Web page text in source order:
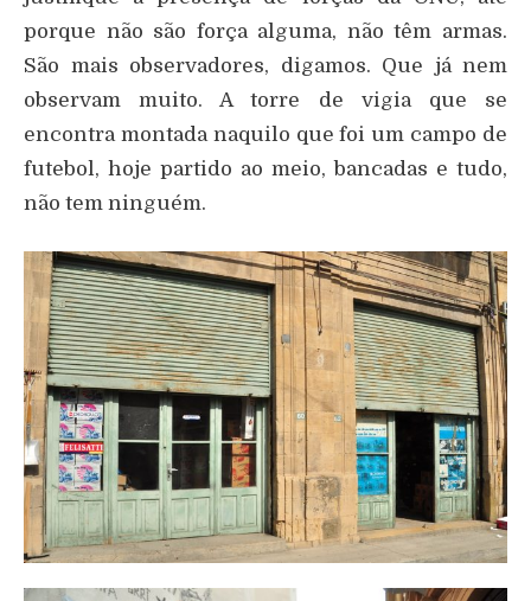
porque não são força alguma, não têm armas.
São mais observadores, digamos. Que já nem
observam muito. A torre de vigia que se
encontra montada naquilo que foi um campo de
futebol, hoje partido ao meio, bancadas e tudo,
não tem ninguém.